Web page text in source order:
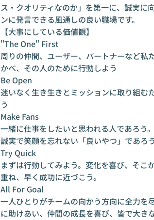
ス・クオリティなのか」を第一に、誠実に
ンに発言できる風通しの良い職場です。
【大事にしている価値観】
"The One" First
周りの仲間、ユーザー、パートナーなど私
かべ、その人のために行動しよう
Be Open
迷いなく生き生きとミッションに取り組む
う
Make Fans
一緒に仕事をしたいと思われる人であろう
誠実で笑顔を忘れない「良いやつ」であろう
Try Quick
まずは行動してみよう。変化を喜び、そこ
重ね、早く成功に近づこう。
All For Goal
一人ひとりがチームの向かう方向に全力を
に助けあい、仲間の成長を喜び、皆で大き